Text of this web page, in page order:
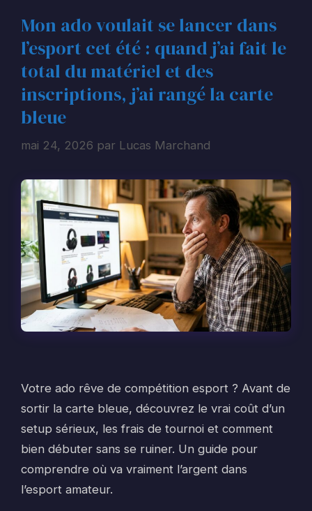
Mon ado voulait se lancer dans
l’esport cet été : quand j’ai fait le
total du matériel et des
inscriptions, j’ai rangé la carte
bleue
mai 24, 2026 par Lucas Marchand
Votre ado rêve de compétition esport ? Avant de
sortir la carte bleue, découvrez le vrai coût d’un
setup sérieux, les frais de tournoi et comment
bien débuter sans se ruiner. Un guide pour
comprendre où va vraiment l’argent dans
l’esport amateur.